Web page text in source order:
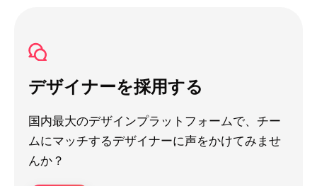
デザイナーを採用する
国内最大のデザインプラットフォームで、チー
ムにマッチするデザイナーに声をかけてみませ
んか？